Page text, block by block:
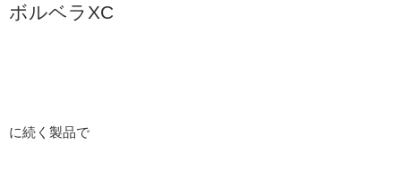
ボルベラXC
に続く製品で